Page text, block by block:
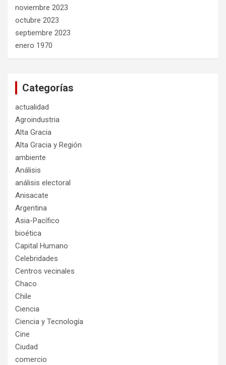
noviembre 2023
octubre 2023
septiembre 2023
enero 1970
Categorías
actualidad
Agroindustria
Alta Gracia
Alta Gracia y Región
ambiente
Análisis
análisis electoral
Anisacate
Argentina
Asia-Pacífico
bioética
Capital Humano
Celebridades
Centros vecinales
Chaco
Chile
Ciencia
Ciencia y Tecnología
Cine
Ciudad
comercio